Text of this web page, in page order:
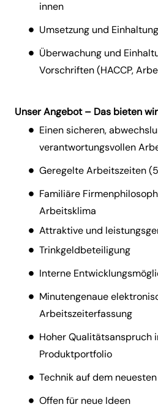
innen
Umsetzung und
Überwachung und
Vorschriften (HACCP,
Unser Angebot – Das bieten
Einen sicheren,
verantwortungsvollen
Geregelte Arbeitszeiten
Familiäre
Arbeitsklima
Attraktive und
Trinkgeldbeteiligung
Interne
Minutengenaue
Arbeitszeiterfassung
Hoher Qualitätsanspruch
Produktportfolio
Technik auf dem
Offen für neue Ideen